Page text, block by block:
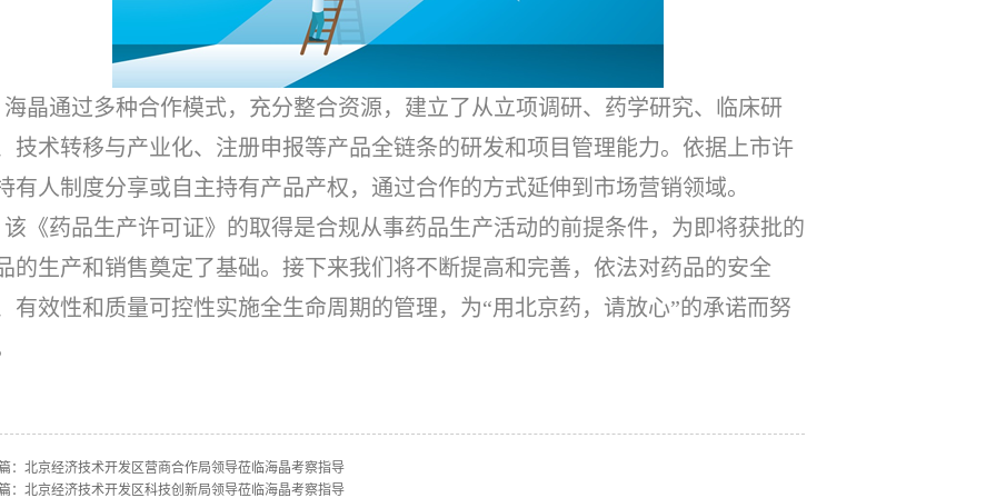
晶通过多种合作模式，充分整合资源，建立了从立项调研、药学研究、临床研
技术转移与产业化、注册申报等产品全链条的研发和项目管理能力。依据上市许
有人制度分享或自主持有产品产权，通过合作的方式延伸到市场营销领域。
《药品生产许可证》的取得是合规从事药品生产活动的前提条件，为即将获批的
的生产和销售奠定了基础。接下来我们将不断提高和完善，依法对药品的安全
有效性和质量可控性实施全生命周期的管理，为“用北京药，请放心”的承诺而努
： 北京经济技术开发区营商合作局领导莅临海晶考察指导
： 北京经济技术开发区科技创新局领导莅临海晶考察指导